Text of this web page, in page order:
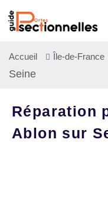
Accueil Île-de-France
Seine
Réparation
Ablon sur